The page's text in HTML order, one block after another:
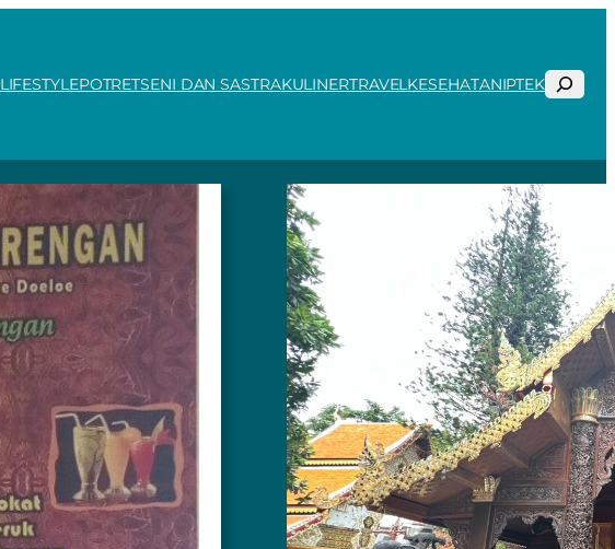
LIFESTYLEPOTRETSENI DAN SASTRAKULINERTRAVELKESEHATANIPTEKSearch